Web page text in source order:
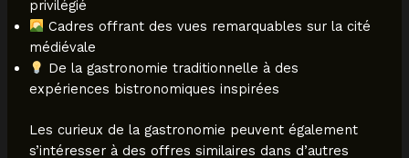
privilégié
Cadres offrant des vues remarquables sur la cité
médiévale
De la gastronomie traditionnelle à des
expériences bistronomiques inspirées
Les curieux de la gastronomie peuvent également
s’intéresser à des offres similaires dans d’autres